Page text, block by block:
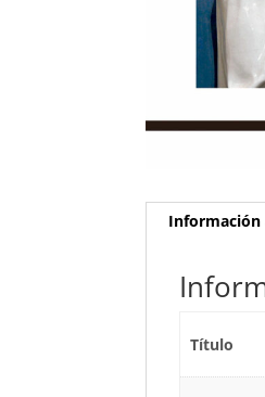
Información
Título